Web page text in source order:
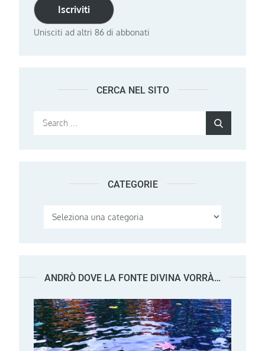
Iscriviti
Unisciti ad altri 86 di abbonati
CERCA NEL SITO
Search
CATEGORIE
Categorie
ANDRÒ DOVE LA FONTE DIVINA VORRÀ…